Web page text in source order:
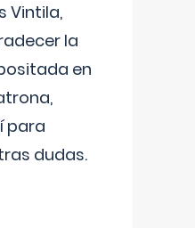
Vintila,
la
en
para
dudas.